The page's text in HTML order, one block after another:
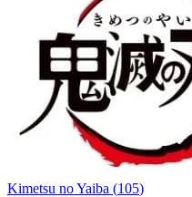
Kimetsu no Yaiba (105)